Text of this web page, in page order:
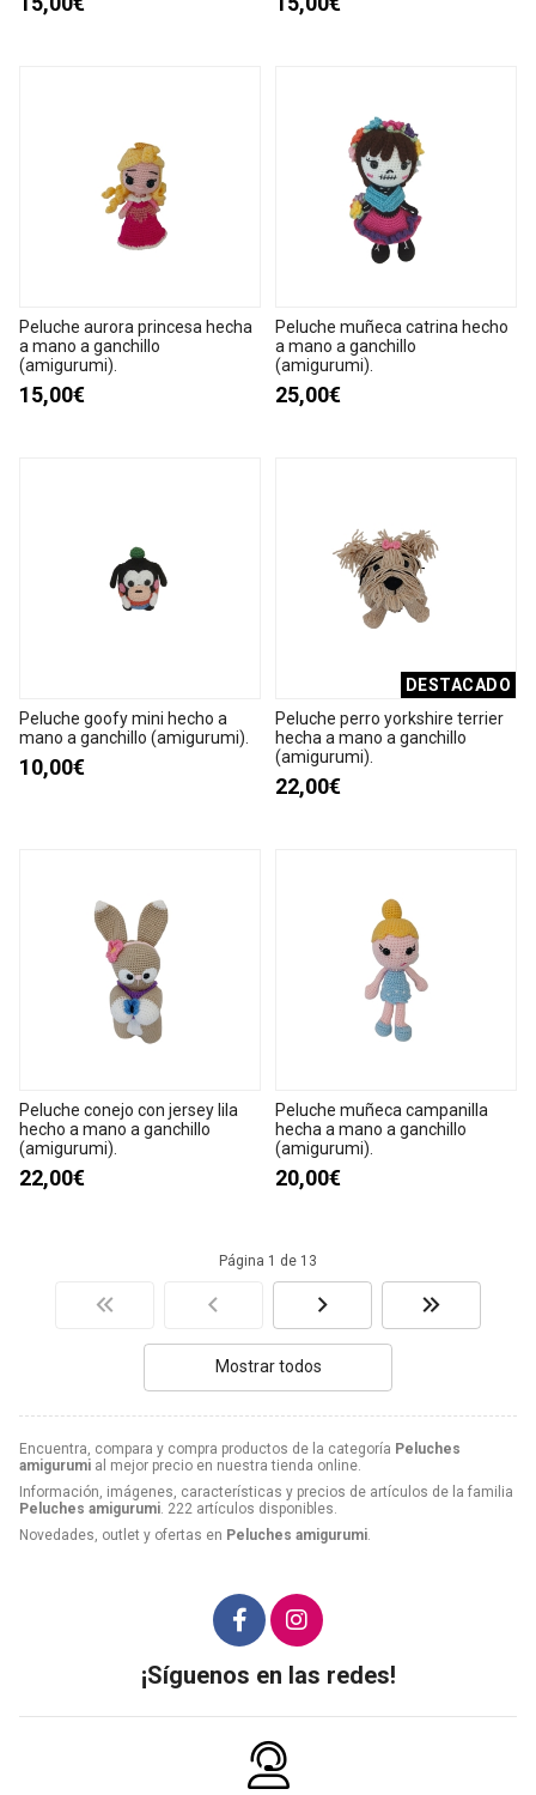
Encuentra, compara y compra productos de la categoría Peluches
amigurumi al mejor precio en nuestra tienda online.
Información, imágenes, características y precios de artículos de la familia
Peluches amigurumi . 222 artículos disponibles.
Novedades, outlet y ofertas en Peluches amigurumi
Peluche aurora princesa hecha
a mano a ganchillo
(amigurumi).
15,00€
Peluche muñeca catrina hecho
a mano a ganchillo
(amigurumi).
25,00€
Peluche goofy mini hecho a
mano a ganchillo (amigurumi).
10,00€
DESTACADO
Peluche perro yorkshire terrier
hecha a mano a ganchillo
(amigurumi).
22,00€
Peluche conejo con jersey lila
hecho a mano a ganchillo
(amigurumi).
22,00€
Peluche muñeca campanilla
hecha a mano a ganchillo
(amigurumi).
20,00€
Página 1 de 13
Mostrar todos
¡Síguenos en las redes!